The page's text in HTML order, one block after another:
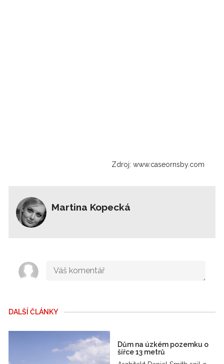
Zdroj: www.caseornsby.com
Martina Kopecká
DALŠÍ ČLÁNKY
Dům na úzkém pozemku o
šířce 13 metrů